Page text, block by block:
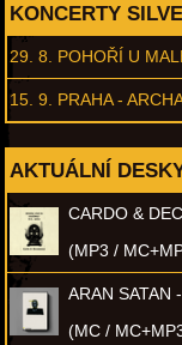
KONCERTY
29. 8. POHOŘÍ U
15. 9. PRAHA -
AKTUÁLNÍ
CARDO &
(MP3 /
ARAN SATAN
(MC /